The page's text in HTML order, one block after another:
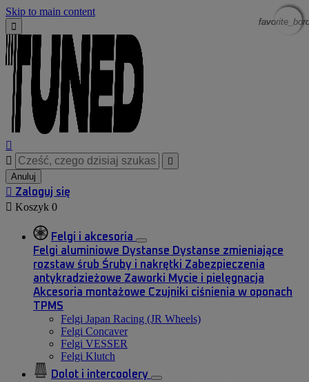
Skip to main content



Anuluj
Zaloguj się
 Koszyk 0
Felgi i akcesoria
Felgi aluminiowe Dystanse Dystanse zmieniające
rozstaw śrub Śruby i nakrętki Zabezpieczenia
antykradzieżowe Zaworki Mycie i pielęgnacja
Akcesoria montażowe Czujniki ciśnienia w oponach
TPMS
Felgi Japan Racing (JR Wheels)
Felgi Concaver
Felgi VESSER
Felgi Klutch
Dolot i intercoolery